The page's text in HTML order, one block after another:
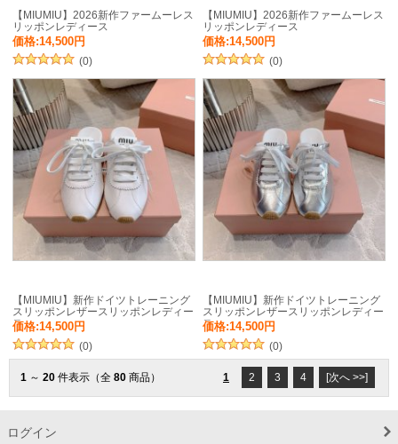
【MIUMIU】2026新作ファームーレス
リッポンレディース
価格:14,500円
(0)
【MIUMIU】2026新作ファームーレス
リッポンレディース
価格:14,500円
(0)
【MIUMIU】新作ドイツトレーニング
スリッポンレザースリッポンレディー
ス
価格:14,500円
(0)
【MIUMIU】新作ドイツトレーニング
スリッポンレザースリッポンレディー
ス
価格:14,500円
(0)
1 ～ 20 件表示（全 80 商品） 1 2 3 4 [次へ >>]
ログイン